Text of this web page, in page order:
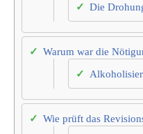
Die
Warum war die
Wie prüft das